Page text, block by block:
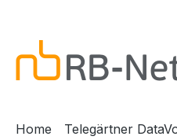
Home Telegärtner